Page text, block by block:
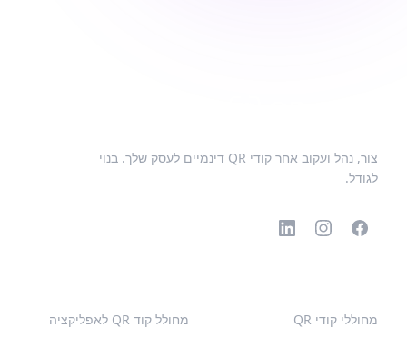
צור, נהל ועקוב אחר קודי QR דינמיים לעסק שלך. בנוי
לגודל.
מחוללי קודי QR
מחולל קוד QR לאפליקציה